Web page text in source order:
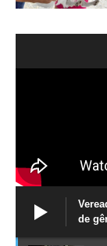
de